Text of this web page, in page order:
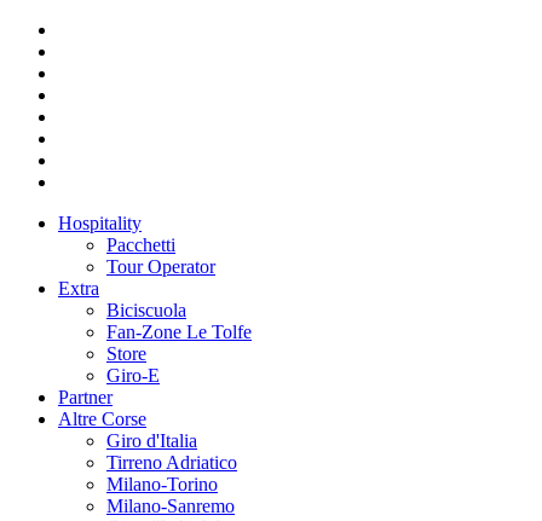
Hospitality
Pacchetti
Tour Operator
Extra
Biciscuola
Fan-Zone Le Tolfe
Store
Giro-E
Partner
Altre Corse
Giro d'Italia
Tirreno Adriatico
Milano-Torino
Milano-Sanremo